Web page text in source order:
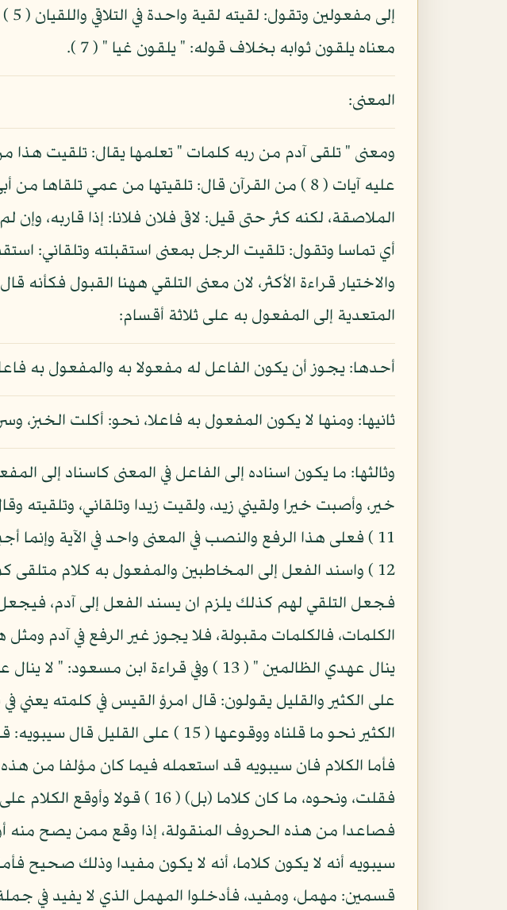
معناه يلقون ثوابه بخلاف قوله: " يلقون غيا " ( 7 ).
المعنى:
ومعنى " تلقى آدم من ربه كلمات " تعلمها يقال: تلقيت هذا
عليه آيات ( 8 ) من القرآن قال: تلقيتها من عمي
الملاصقة، لكنه كثر حتى قيل: لاقى فلان فلانا: إذا قاربه،
أي تماسا وتقول: تلقيت الرجل بمعنى استقبلته وتلقاني:
المتعدية إلى المفعول به على ثلاثة أقسام:
أحدها: يجوز أن يكون الفاعل له مفعولا به والمفعول به
ثانيها: ومنها لا يكون المفعول به فاعلا، نحو: أكلت الخبز،
وثالثها: ما يكون اسناده إلى الفاعل في المعنى كاسناد إلى
11 ) فعلى هذا الرفع والنصب في المعنى واحد في الآية
12 ) واسند الفعل إلى المخاطبين والمفعول به كلام
فجعل التلقي لهم كذلك يلزم ان يسند الفعل إلى آدم،
الكلمات، فالكلمات مقبولة، فلا يجوز غير الرفع في آدم
ينال عهدي الظالمين " ( 13 ) وفي قراءة
الكثير نحو ما قلناه ووقوعها ( 15 )
فأما الكلام فان سيبويه قد استعمله فيما كان مؤلفا من
فقلت، ونحوه، ما كان كلاما
فصاعدا من هذه الحروف المنقولة، إذا وقع ممن يصح منه
سيبويه أنه لا يكون كلاما، أنه لا يكون مفيدا وذلك
قسمين: مهمل، ومفيد، فأدخلوا المهمل الذي لا يفيد في جملة